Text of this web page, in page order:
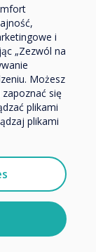
do
i
że
ze
bonus.
innymi
wielu
i
„Zezwól na
Możesz
się
plikami
plikami
poczty
i
naszą
i